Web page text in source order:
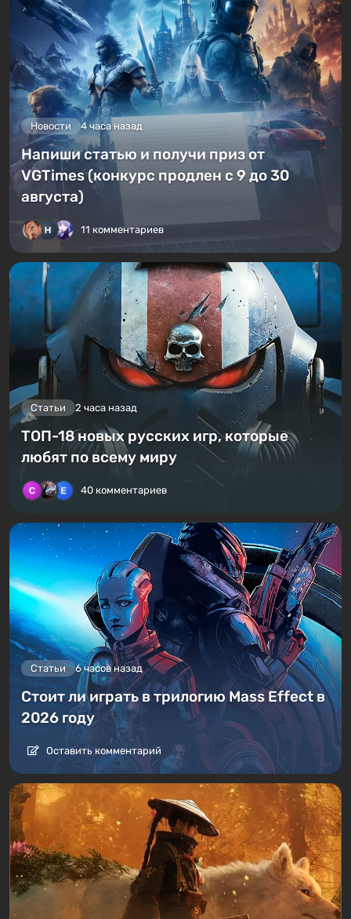
Новости 4 часа назад
Напиши статью и получи приз от
VGTimes (конкурс продлен с 9 до 30
августа)
11 комментариев
Статьи 2 часа назад
ТОП-18 новых русских игр, которые
любят по всему миру
40 комментариев
Статьи 6 часов назад
Стоит ли играть в трилогию Mass Effect в
2026 году
Оставить комментарий